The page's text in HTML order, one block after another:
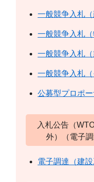
一般競争入札（
一般競争入札（
一般競争入札（
一般競争入札（
公募型プロポ
入札公告（
外）（電子調
電子調達（建設